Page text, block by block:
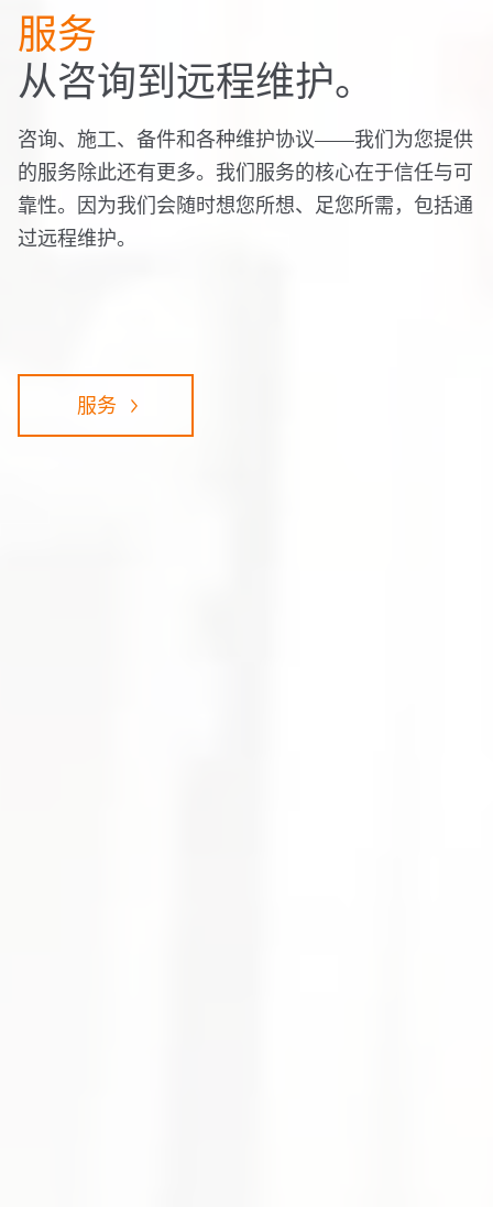
从咨询到远程维护。
服务
咨询、施工、备件和各种维护协议——我们为您提供
的服务除此还有更多。我们服务的核心在于信任与可
靠性。因为我们会随时想您所想、足您所需，包括通
过远程维护。
服务